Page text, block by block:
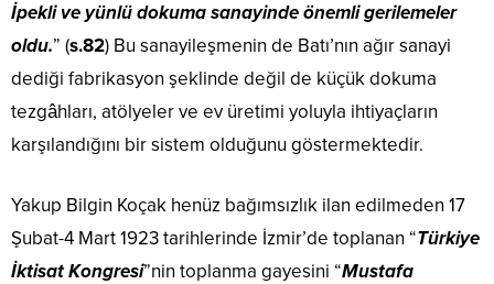
İpekli ve yünlü dokuma sanayinde önemli gerilemeler
oldu.” (s.82) Bu sanayileşmenin de Batı’nın ağır sanayi
dediği fabrikasyon şeklinde değil de küçük dokuma
tezgâhları, atölyeler ve ev üretimi yoluyla ihtiyaçların
karşılandığını bir sistem olduğunu göstermektedir.
Yakup Bilgin Koçak henüz bağımsızlık ilan edilmeden 17
Şubat-4 Mart 1923 tarihlerinde İzmir’de toplanan “Türkiye
İktisat Kongresi”nin toplanma gayesini “Mustafa